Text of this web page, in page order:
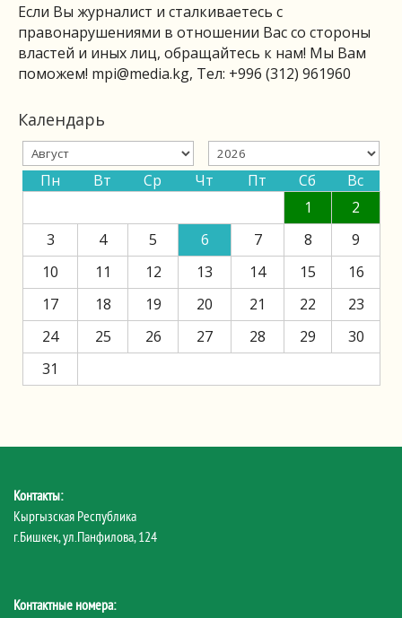
Если Вы журналист и сталкиваетесь с
правонарушениями в отношении Вас со стороны
властей и иных лиц, обращайтесь к нам! Мы Вам
поможем! mpi@media.kg, Тел: +996 (312) 961960
Календарь
Пн Вт Ср Чт Пт Сб
Вс
1
2
3
4 5 6 7 8
9
10
11 12 13 14 15
16
17
18 19 20 21 22
23
24
25 26 27 28 29
30
31
Контакты:
Кыргызская Республика
г.Бишкек, ул.Панфилова, 124
Контактные номера: